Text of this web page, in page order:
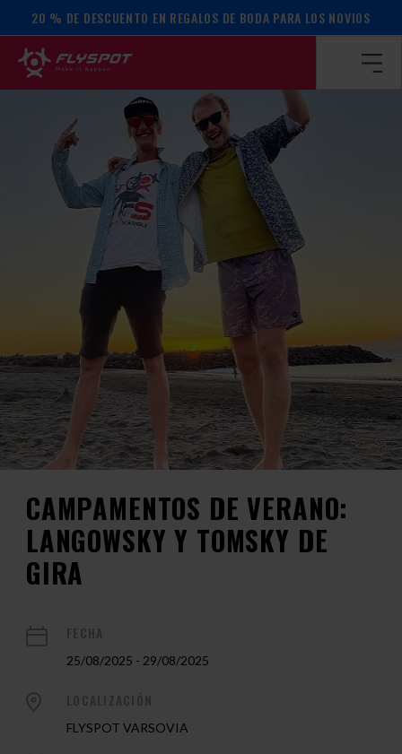
20 % DE DESCUENTO EN REGALOS DE BODA PARA LOS NOVIOS
Página de inicio / Calendario de actos / CAMPAMENTOS
CAMPAMENTOS DE VERANO:
LANGOWSKY Y TOMSKY DE
GIRA
25/08/2025 - 29/08/2025
FLYSPOT VARSOVIA